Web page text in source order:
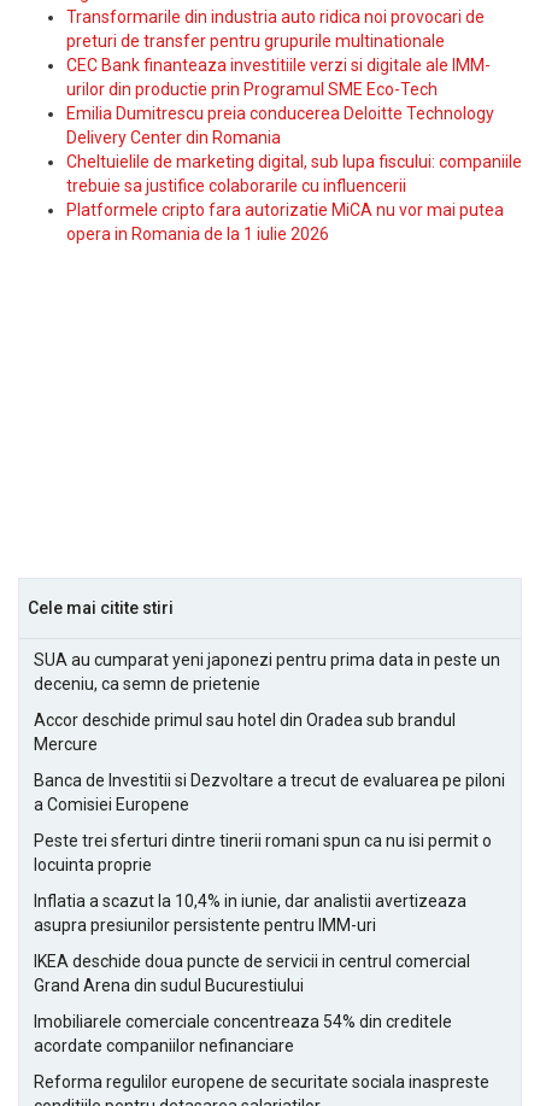
Transformarile din industria auto ridica noi provocari de
preturi de transfer pentru grupurile multinationale
CEC Bank finanteaza investitiile verzi si digitale ale IMM-
urilor din productie prin Programul SME Eco-Tech
Emilia Dumitrescu preia conducerea Deloitte Technology
Delivery Center din Romania
Cheltuielile de marketing digital, sub lupa fiscului: companiile
trebuie sa justifice colaborarile cu influencerii
Platformele cripto fara autorizatie MiCA nu vor mai putea
opera in Romania de la 1 iulie 2026
Cele mai citite stiri
SUA au cumparat yeni japonezi pentru prima data in peste un
deceniu, ca semn de prietenie
Accor deschide primul sau hotel din Oradea sub brandul
Mercure
Banca de Investitii si Dezvoltare a trecut de evaluarea pe piloni
a Comisiei Europene
Peste trei sferturi dintre tinerii romani spun ca nu isi permit o
locuinta proprie
Inflatia a scazut la 10,4% in iunie, dar analistii avertizeaza
asupra presiunilor persistente pentru IMM-uri
IKEA deschide doua puncte de servicii in centrul comercial
Grand Arena din sudul Bucurestiului
Imobiliarele comerciale concentreaza 54% din creditele
acordate companiilor nefinanciare
Reforma regulilor europene de securitate sociala inaspreste